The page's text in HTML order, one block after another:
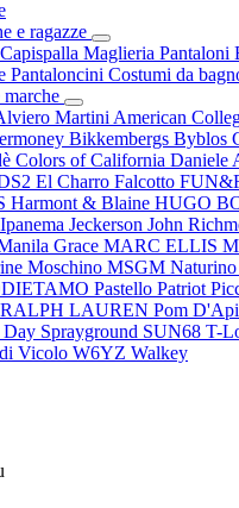
e ragazze
Capispalla Maglieria Pantaloni
Pantaloncini Costumi da
Martini American
Bikkembergs Byblos
Colors of California Daniele
El Charro Falcotto
Harmont & Blaine HUGO
Ipanema Jeckerson John
Grace MARC ELLIS
Moschino MSGM Naturino
Pastello Patriot
LAUREN Pom D'Api
Day Sprayground SUN68 T-
Vicolo W6YZ Walkey